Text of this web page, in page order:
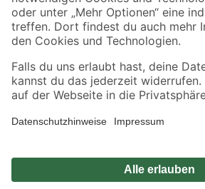
Alle Preisangaben in EUR inkl. gesetzl. MwSt.. Die
Umständen nicht in allen Märkten verfügbar. Die
Produkte nur solange der Vorrat reicht.
*Paketversand ab 59 € versandkostenfrei, gilt nicht für
Privatsphäre Impressum
Nutzungsbedingungen
Widerrufsrecht